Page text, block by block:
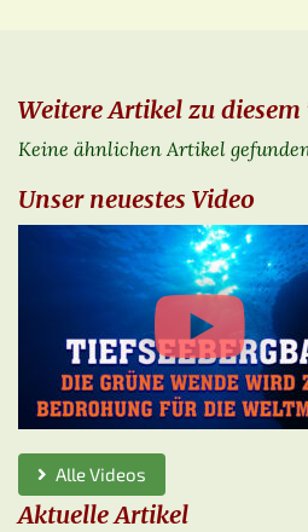
Weitere Artikel zu diesem
Keine ähnlichen Artikel
Unser neuestes Video
Alle Videos
Aktuelle Artikel